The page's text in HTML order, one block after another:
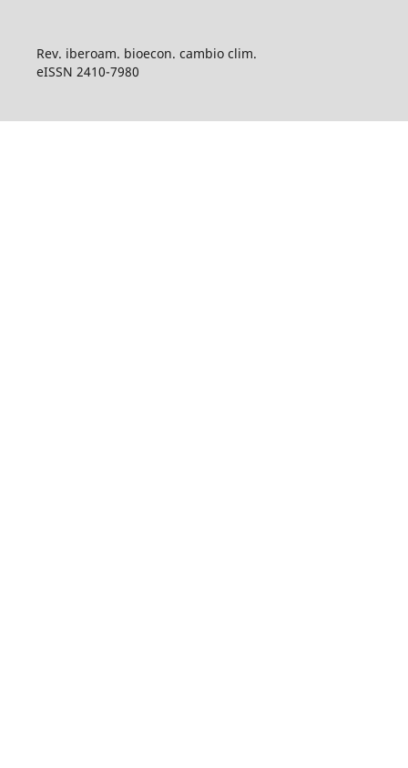
Rev. iberoam. bioecon. cambio clim.
eISSN 2410-7980